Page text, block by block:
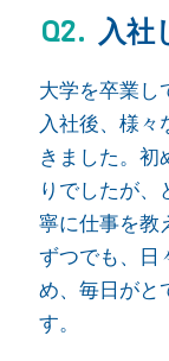
入社
大学を卒業し
入社後、様々
きました。初
りでしたが、
寧に仕事を教
ずつでも、日
め、毎日がと
す。